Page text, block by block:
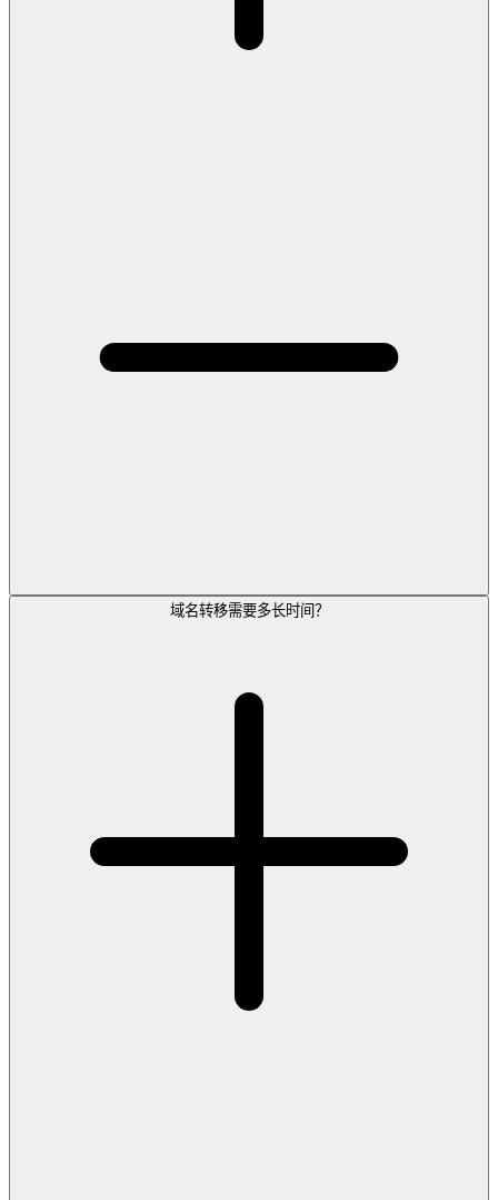
域名转移需要多长时间？